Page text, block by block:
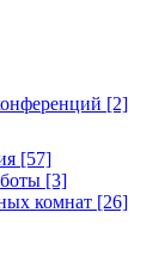
[2]
[57]
[3]
комнат [26]